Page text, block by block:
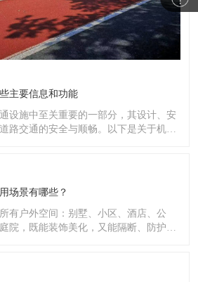
主要信息和功能
设施中至关重要的一部分，其设计、安
路交通的安全与顺畅。以下是关于机动
场景有哪些？
有户外空间：别墅、小区、酒店、公
院，既能装饰美化，又能隔断、防护、